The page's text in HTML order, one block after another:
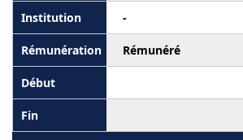
-
Rémunéré